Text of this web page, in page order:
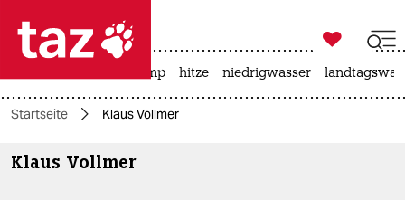
 taz zahl ich
taz zahl ich
themen

taz zahl ich
usa unter trump hitze niedrigwasser
Startseite Klaus Vollmer
Klaus Vollmer